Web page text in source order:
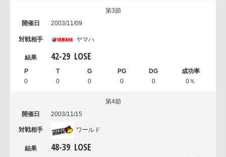
第3節
2003/11/09
ヤマハ
42-29 LOSE
0 0 0 0 0 0％
第4節
2003/11/15
ワールド
48-39 LOSE